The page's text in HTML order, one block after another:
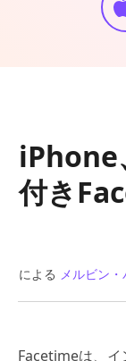
iPhone
付き
による メルビン
Facetimeは、イ